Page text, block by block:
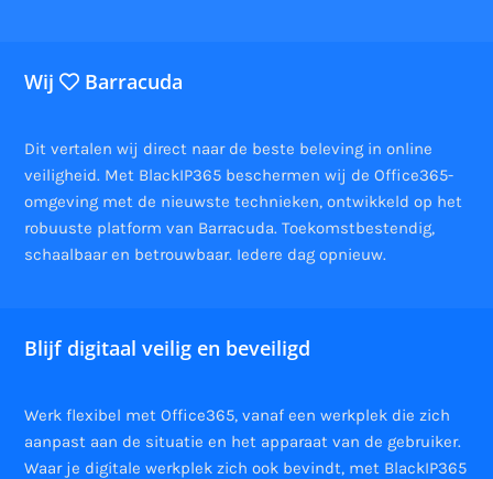
Wij Barracuda
Dit vertalen wij direct naar de beste beleving in online
veiligheid. Met BlackIP365 beschermen wij de Office365-
omgeving met de nieuwste technieken, ontwikkeld op het
robuuste platform van Barracuda. Toekomstbestendig,
schaalbaar en betrouwbaar. Iedere dag opnieuw.
Blijf digitaal veilig en beveiligd
Werk flexibel met Office365, vanaf een werkplek die zich
aanpast aan de situatie en het apparaat van de gebruiker.
Waar je digitale werkplek zich ook bevindt, met BlackIP365